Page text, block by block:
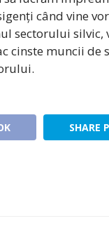
când vine
sectorului silvic,
cinste muncii de
SHARE